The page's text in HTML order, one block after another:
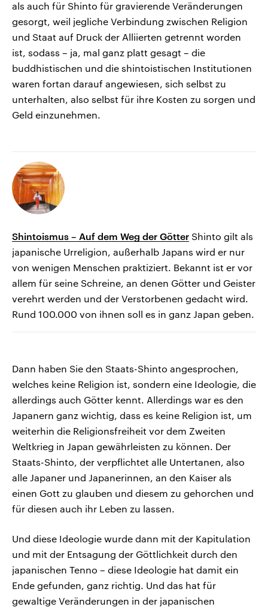
als auch für Shinto für gravierende Veränderungen
gesorgt, weil jegliche Verbindung zwischen Religion
und Staat auf Druck der Alliierten getrennt worden
ist, sodass – ja, mal ganz platt gesagt – die
buddhistischen und die shintoistischen Institutionen
waren fortan darauf angewiesen, sich selbst zu
unterhalten, also selbst für ihre Kosten zu sorgen und
Geld einzunehmen.
Shintoismus – Auf dem Weg der Götter Shinto gilt als
japanische Urreligion, außerhalb Japans wird er nur
von wenigen Menschen praktiziert. Bekannt ist er vor
allem für seine Schreine, an denen Götter und Geister
verehrt werden und der Verstorbenen gedacht wird.
Rund 100.000 von ihnen soll es in ganz Japan geben.
Dann haben Sie den Staats-Shinto angesprochen,
welches keine Religion ist, sondern eine Ideologie, die
allerdings auch Götter kennt. Allerdings war es den
Japanern ganz wichtig, dass es keine Religion ist, um
weiterhin die Religionsfreiheit vor dem Zweiten
Weltkrieg in Japan gewährleisten zu können. Der
Staats-Shinto, der verpflichtet alle Untertanen, also
alle Japaner und Japanerinnen, an den Kaiser als
einen Gott zu glauben und diesem zu gehorchen und
für diesen auch ihr Leben zu lassen.
Und diese Ideologie wurde dann mit der Kapitulation
und mit der Entsagung der Göttlichkeit durch den
japanischen Tenno – diese Ideologie hat damit ein
Ende gefunden, ganz richtig. Und das hat für
gewaltige Veränderungen in der japanischen